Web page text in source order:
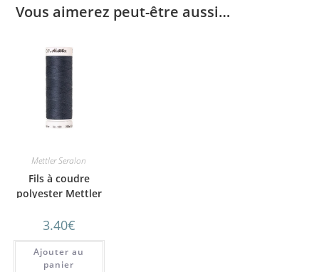
Vous aimerez peut-être aussi…
Mettler Seralon
Fils à coudre
polyester Mettler
n°311
3.40€
Ajouter au
panier